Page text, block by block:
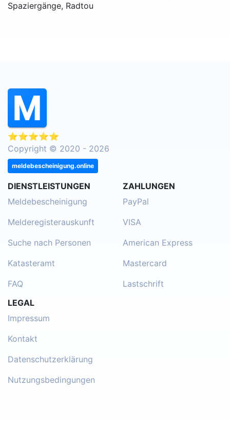
Spaziergänge, Radtou
⭐⭐⭐⭐⭐
Copyright © 2020 - 2026
meldebescheinigung.online
DIENSTLEISTUNGEN
Meldebescheinigung
Melderegisterauskunft
Suche nach Personen
Katasteramt
FAQ
ZAHLUNGEN
PayPal
VISA
American Express
Mastercard
Lastschrift
LEGAL
Impressum
Kontakt
Datenschutzerklärung
Nutzungsbedingungen